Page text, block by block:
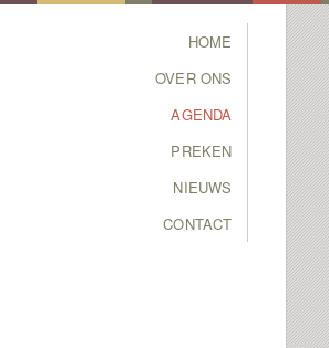
SKIP TO PRIMARY
CONTENT
SKIP TO SECONDARY
CONTENT
HOME
OVER ONS
AGENDA
PREKEN
NIEUWS
CONTACT